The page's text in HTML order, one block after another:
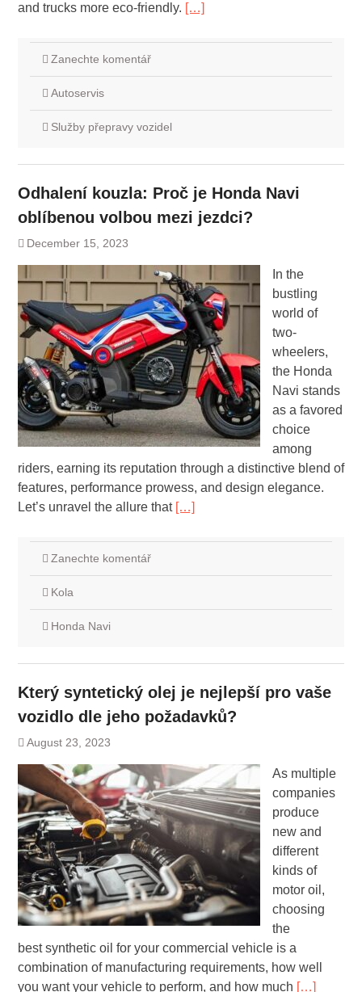
and trucks more eco-friendly. […]
Zanechte komentář
Autoservis
Služby přepravy vozidel
Odhalení kouzla: Proč je Honda Navi
oblíbenou volbou mezi jezdci?
December 15, 2023
In the
bustling
world of
two-
wheelers,
the Honda
Navi stands
as a favored
choice
among
riders, earning its reputation through a distinctive blend of
features, performance prowess, and design elegance.
Let’s unravel the allure that […]
Zanechte komentář
Kola
Honda Navi
Který syntetický olej je nejlepší pro vaše
vozidlo dle jeho požadavků?
August 23, 2023
As multiple
companies
produce
new and
different
kinds of
motor oil,
choosing
the
best synthetic oil for your commercial vehicle is a
combination of manufacturing requirements, how well
you want your vehicle to perform, and how much […]